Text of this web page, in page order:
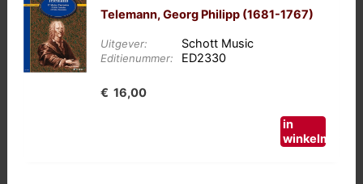
Telemann, Georg Philipp (1681-1767)
Uitgever: Schott Music
Editienummer: ED2330
€ 16,00
in
winkelmand